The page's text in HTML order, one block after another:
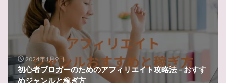
2024年1月9日
初心者ブロガーのためのアフィリエイト攻略法 – おすす
めジャンルと稼ぎ方